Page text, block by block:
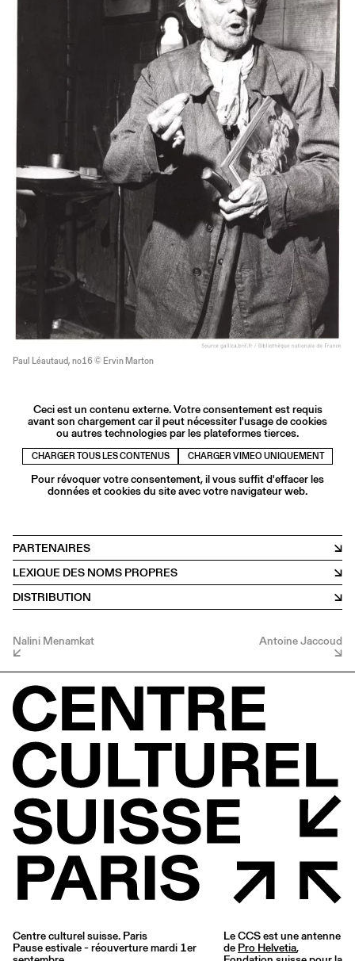
Paul Léautaud, no16 © Ervin Marton
Ceci est un contenu externe. Votre consentement est requis
avant son chargement car il peut nécessiter l'usage de cookies
ou autres technologies par les plateformes tierces.
CHARGER TOUS LES CONTENUS CHARGER VIMEO UNIQUEMENT
Pour révoquer votre consentement, il vous suffit d'effacer les
données et cookies du site avec votre navigateur web.
PARTENAIRES
LEXIQUE DES NOMS PROPRES
DISTRIBUTION
Nalini Menamkat Antoine Jaccoud
Centre culturel suisse. Paris
Pause estivale - réouverture mardi 1er
Le CCS est une antenne
de Pro Helvetia,